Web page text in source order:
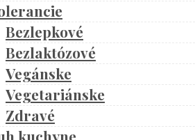
Bezlepkové
Bezlaktózové
Vegánske
Vegetariánske
Zdravé
kuchyne